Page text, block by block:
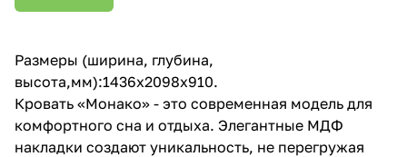
Размеры (ширина, глубина,
высота,мм):1436x2098x910.
Кровать «Монако» - это современная модель для
комфортного сна и отдыха. Элегантные МДФ
накладки создают уникальность, не перегружая